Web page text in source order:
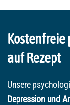
Kostenfreie
auf Rezept
Unsere
Depression und